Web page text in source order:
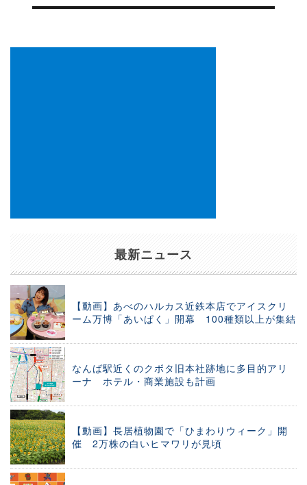
ー
最新ニュース
【動画】あべのハルカス近鉄本店でアイスクリ
ーム万博「あいぱく」開幕 100種類以上が集結
なんば駅近くのクボタ旧本社跡地に多目的アリ
ーナ ホテル・商業施設も計画
【動画】長居植物園で「ひまわりウィーク」開
催 2万株の白いヒマワリが見頃